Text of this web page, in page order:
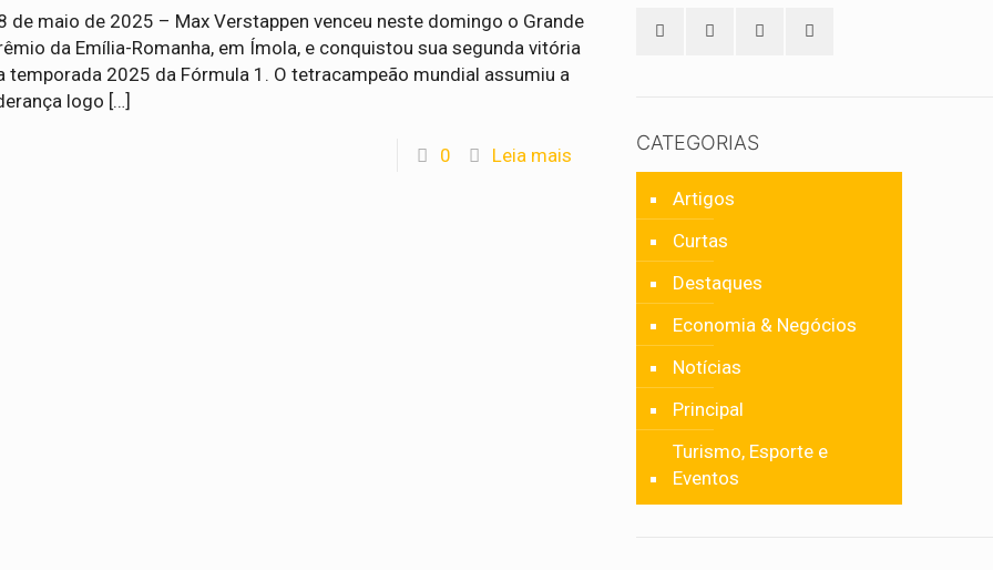
de maio de 2025 – Max Verstappen venceu neste domingo o Grande
da Emília-Romanha, em Ímola, e conquistou sua segunda vitória
temporada 2025 da Fórmula 1. O tetracampeão mundial assumiu a
logo […]
0 Leia mais
CATEGORIAS
Artigos
Curtas
Destaques
Economia & Negócios
Notícias
Principal
Turismo, Esporte e
Eventos